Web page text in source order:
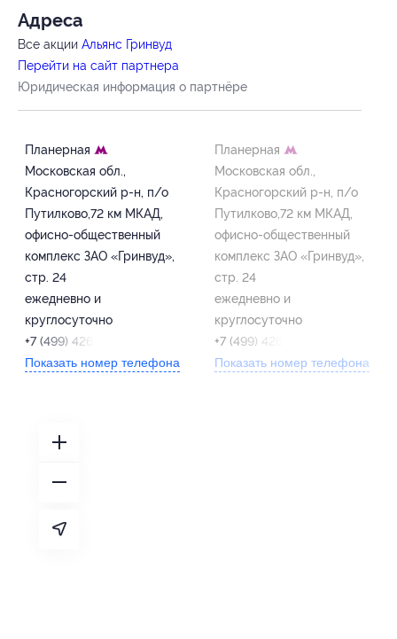
Адресa
Все акции Альянс Гринвуд
Перейти на сайт партнера
Юридическая информация о партнёре
Планерная
Московская обл.,
Красногорский р-н, п/о
Путилково,72 км МКАД,
офисно-общественный
комплекс ЗАО «Гринвуд»,
стр. 24
ежедневно и
круглосуточно
+7 (499) 426-02-18
Показать номер телефона
Планерная
Московская обл.,
Красногорский р-н, п/о
Путилково,72 км МКАД,
офисно-общественный
комплекс ЗАО «Гринвуд»,
стр. 24
ежедневно и
круглосуточно
+7 (499) 426-02-18
Показать номер телефона